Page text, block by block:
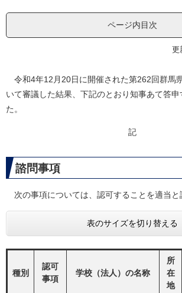
ページ内目次
更
令和4年12月20日に開催された第262回群馬
いて審議した結果、下記のとおり知事あて答
た。
記
諮問事項
次の事項については、認可することを適当と
表のサイズを切り替える
種別
認可
事項
学校（法人）の名称
所
在
地